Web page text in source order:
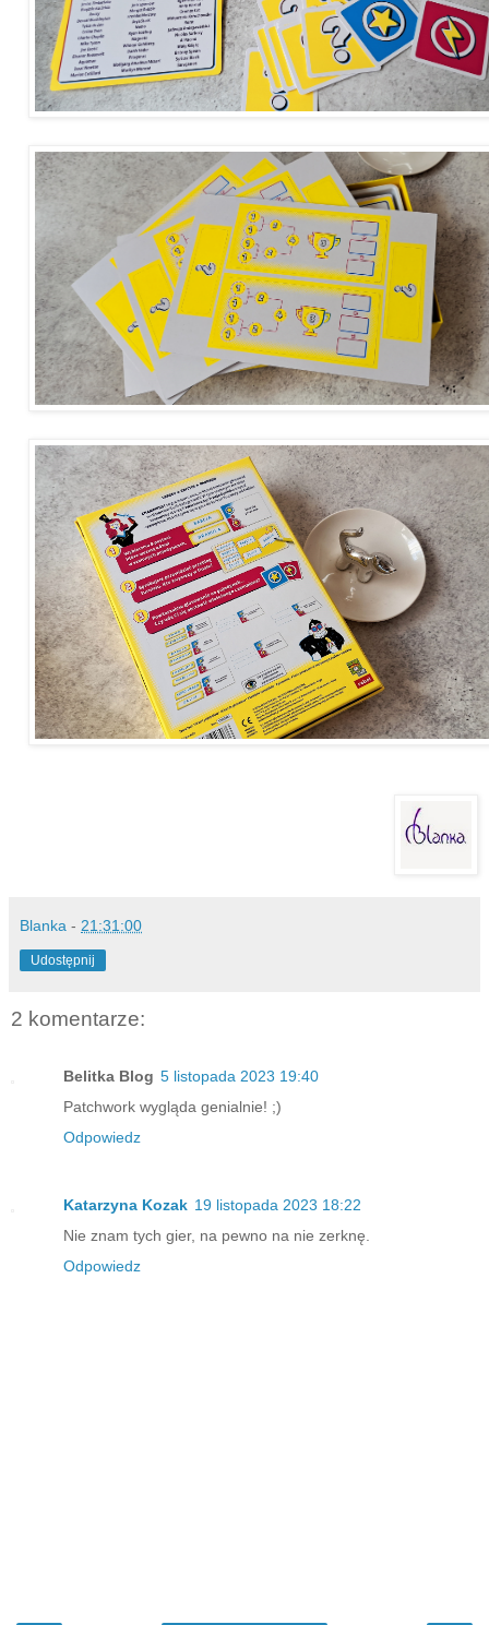
Blanka - 21:31:00
Udostępnij
2 komentarze:
Belitka Blog 5 listopada 2023 19:40
Patchwork wygląda genialnie! ;)
Odpowiedz
Katarzyna Kozak 19 listopada 2023 18:22
Nie znam tych gier, na pewno na nie zerknę.
Odpowiedz